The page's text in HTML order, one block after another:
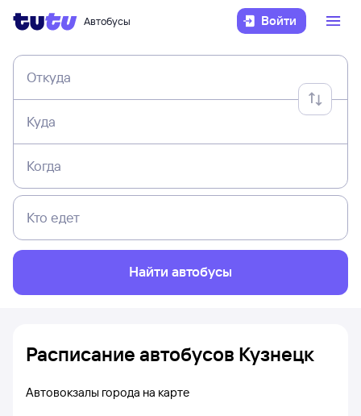
Автобусы Войти
Откуда
Куда
Когда
Кто едет
Найти автобусы
Расписание автобусов Кузнецк
Автовокзалы города на карте